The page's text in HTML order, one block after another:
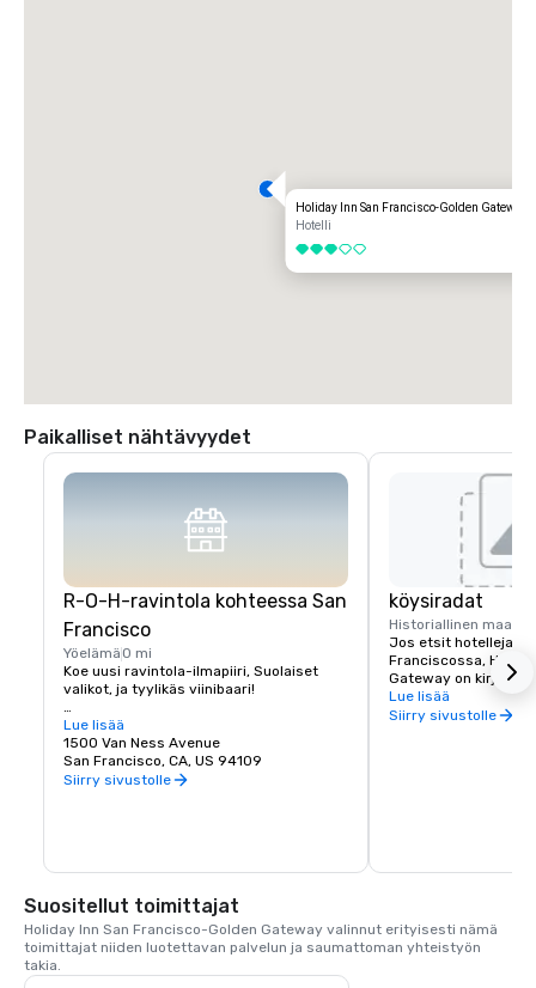
Holiday Inn San Francisco-Golden Gateway
Hotelli
3 / 5
Paikalliset nähtävyydet
R-O-H-ravintola kohteessa San
Francisco
Yöelämä 0 mi
Koe uusi ravintola-ilmapiiri, Suolaiset
valikot, ja tyylikäs viinibaari!
Holiday Inn San Francisco -hotellissa
majoittuvien asiakkaiden ei tarvitse
lähteä kauas löytääkseen herkullisen
ravintolan San Franciscosta. Olemme
Napasta ja Sonomasta, valikoima väkeviä
yhdestä San Franciscon ikonisista
kaupunginosista. R-O-H-baari ja
ravintola on uuden aktiivisen aulamme
keskipiste, joka toivottaa vieraat
tervetulleiksi mukavaan ympäristöön
Lue lisää
1500 Van Ness Avenue
San Francisco, CA, US 94109
Siirry sivustolle
köysiradat
Historiallinen
Jos etsit hotelleja
Franciscossa,
Gateway on
muutaman askeleen
Streetiltä, josta
Lue lisää
Siirry sivustolle
Suositellut toimittajat
Holiday Inn San Francisco-Golden Gateway valinnut erityisesti nämä
toimittajat niiden luotettavan palvelun ja saumattoman yhteistyön
takia.